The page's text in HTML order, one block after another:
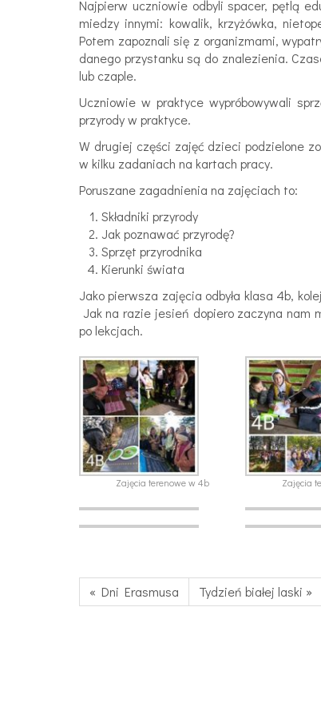
Najpierw uczniowie odbyli spacer, pętlą
miedzy innymi: kowalik, krzyżówka,
Potem zapoznali się z organizmami,
danego przystanku są do znalezienia.
lub czaple.
Uczniowie w praktyce wypróbowywali
przyrody w praktyce.
W drugiej części zajęć dzieci podzielone
w kilku zadaniach na kartach pracy.
Poruszane zagadnienia na zajęciach to:
Składniki przyrody
Jak poznawać przyrodę?
Sprzęt przyrodnika
Kierunki świata
Jako pierwsza zajęcia odbyła klasa 4b,
Jak na razie jesień dopiero zaczyna nam
po lekcjach.
Zajęcia terenowe w 4b Zajęcia
« Dni Erasmusa Tydzień białej laski »